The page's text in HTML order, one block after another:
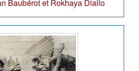
Baubérot et Rokhaya Diallo